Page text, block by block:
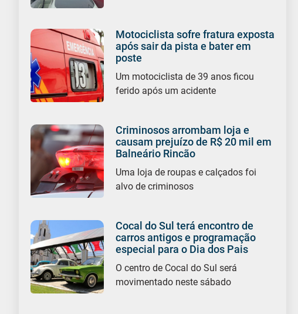
Motociclista sofre fratura exposta
após sair da pista e bater em
poste
Um motociclista de 39 anos ficou
ferido após um acidente
Criminosos arrombam loja e
causam prejuízo de R$ 20 mil em
Balneário Rincão
Uma loja de roupas e calçados foi
alvo de criminosos
Cocal do Sul terá encontro de
carros antigos e programação
especial para o Dia dos Pais
O centro de Cocal do Sul será
movimentado neste sábado